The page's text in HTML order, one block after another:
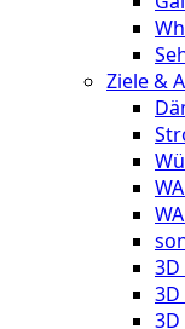
Ziele &
3D